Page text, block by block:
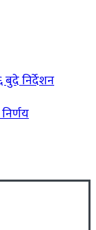
बुदे निर्देशन